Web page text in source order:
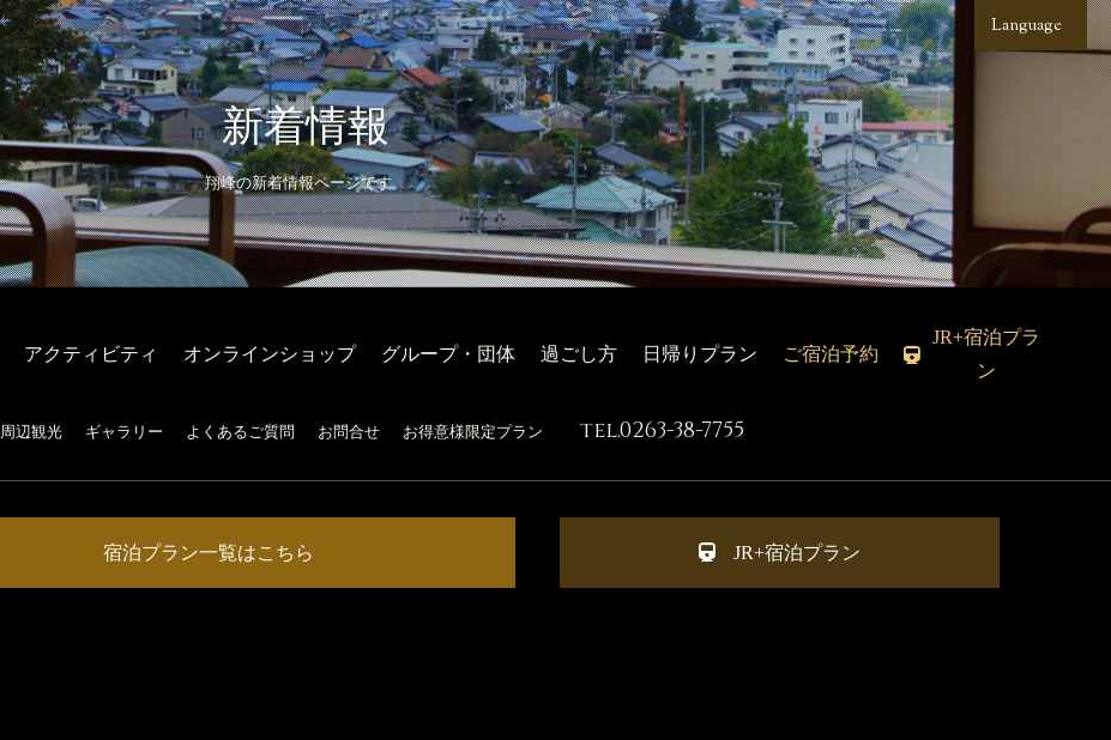
新着情報
翔峰の新着情報ページです。
Language
アクティビティ オンラインショップ グループ・団体 過ごし方 日帰りプラン ご宿泊予約
JR+宿泊プラ
ン
周辺観光 ギャラリー よくあるご質問 お問合せ お得意様限定プラン tel.0263-38-7755
宿泊プラン一覧はこちら JR+宿泊プラン